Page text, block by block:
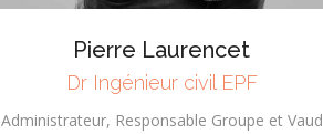
Pierre Laurencet
Dr Ingénieur civil EPF
Administrateur, Responsable Groupe et Vaud